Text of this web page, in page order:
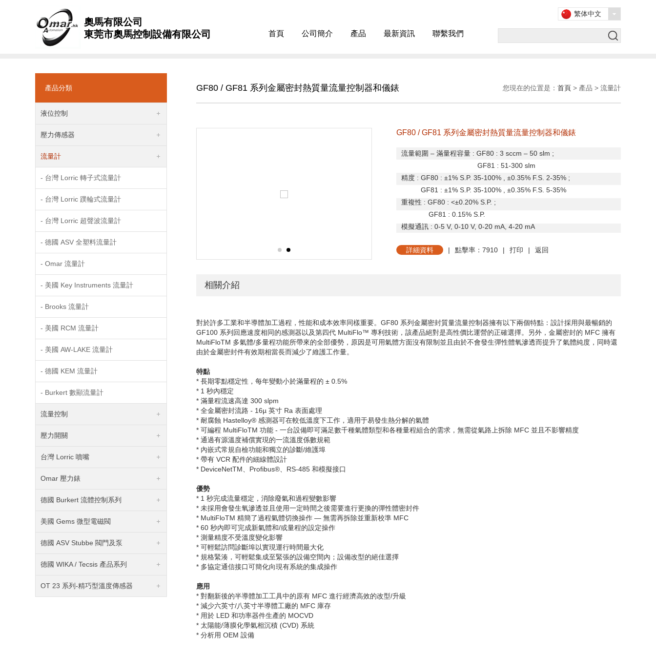
奧馬有限公司
東莞市奧馬控制設備有限公司
首頁 公司簡介 產品 最新資訊 聯繫我們
繁体中文
產品分類
液位控制
壓力傳感器
流量計
- 台灣 Lorric 轉子式流量計
- 台灣 Lorric 蹼輪式流量計
- 台灣 Lorric 超聲波流量計
- 德國 ASV 全塑料流量計
- Omar 流量計
- 美國 Key Instruments 流量計
- Brooks 流量計
- 美國 RCM 流量計
- 美國 AW-LAKE 流量計
- 德國 KEM 流量計
- Burkert 數顯流量計
流量控制
壓力開關
台灣 Lorric 噴嘴
Omar 壓力錶
德國 Burkert 流體控制系列
美國 Gems 微型電磁閥
德國 ASV Stubbe 閥門及泵
德國 WIKA / Tecsis 產品系列
OT 23 系列-精巧型溫度傳感器
GF80 / GF81 系列金屬密封熱質量流量控制器和儀錶 您現在的位置是： 首頁 > 產品 > 流量計
GF80 / GF81 系列金屬密封熱質量流量控制器和儀錶
流量範圍 – 滿量程容量 : GF80 : 3 sccm – 50 slm ;
GF81 : 51-300 slm
精度 : GF80 : ±1% S.P. 35-100% , ±0.35% F.S. 2-35% ;
GF81 : ±1% S.P. 35-100% , ±0.35% F.S. 5-35%
重複性 : GF80 : <±0.20% S.P. ;
GF81 : 0.15% S.P.
模擬通訊 : 0-5 V, 0-10 V, 0-20 mA, 4-20 mA
詳細資料 | 點擊率：7910 | 打印 | 返回
相關介紹
對於許多工業和半導體加工過程，性能和成本效率同樣重要。 GF80 系列金屬密封質量流量控制器擁有以下兩個特點：設計採用與最暢銷的
GF100 系列回應速度相同的感測器以及第四代 MultiFlo™ 專利技術，該產品絕對是高性價比運營的正確選擇。另外，金屬密封的 MFC 擁有
MultiFloTM 多氣體/多量程功能所帶來的全部優勢，原因是可用氣體方面沒有限制並且由於不會發生彈性體氧滲透而提升了氣體純度，同時還
由於金屬密封件有效期相當長而減少了維護工作量。
特點
* 長期零點穩定性，每年變動小於滿量程的 ± 0.5%
* 1 秒內穩定
* 滿量程流速高達 300 slpm
* 全金屬密封流路 - 16µ 英寸 Ra 表面處理
* 耐腐蝕 Hastelloy® 感測器可在較低溫度下工作，適用于易發生熱分解的氣體
* 可編程 MultiFloTM 功能 - 一台設備即可滿足數千種氣體類型和各種量程組合的需求，無需從氣路上拆除 MFC 並且不影響精度
* 通過有源溫度補償實現的一流溫度係數規範
* 內嵌式常規自檢功能和獨立的診斷/維護埠
* 帶有 VCR 配件的細線體設計
* DeviceNetTM
Profibus® RS-485 和模擬接口
優勢
* 1 秒完成流量穩定，消除廢氣和過程變數影響
* 未採用會發生氧滲透並且使用一定時間之後需要進行更換的彈性體密封件
* MultiFloTM 精簡了過程氣體切換操作 — 無需再拆除並重新校準 MFC
* 60 秒內即可完成新氣體和/或量程的設定操作
* 測量精度不受溫度變化影響
* 可輕鬆訪問診斷埠以實現運行時間最大化
* 規格緊湊，可輕鬆集成至緊張的設備空間內；設備改型的絕佳選擇
* 多協定通信接口可簡化向現有系統的集成操作
應用
* 對翻新後的半導體加工工具中的原有 MFC 進行經濟高效的改型/升級
* 減少六英寸/八英寸半導體工廠的 MFC 庫存
* 用於 LED 和功率器件生產的 MOCVD
* 太陽能/薄膜化學氣相沉積 (CVD) 系統
* 分析用 OEM 設備